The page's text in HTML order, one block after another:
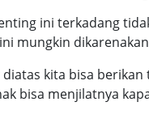
ini terkadang
mungkin
kita bisa
bisa menjilatnya